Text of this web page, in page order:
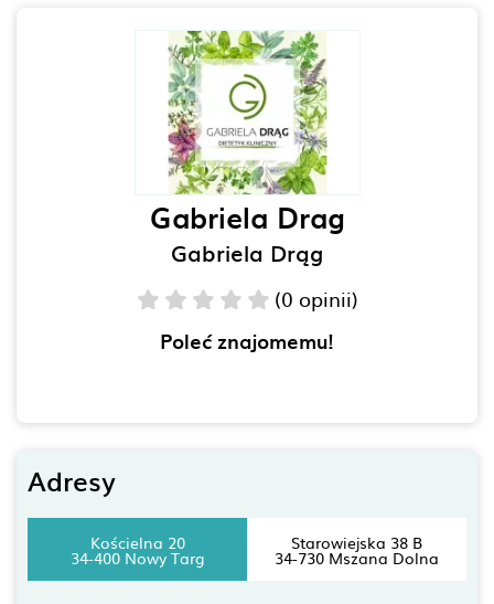
Gabriela Drag
Gabriela Drąg
(0 opinii)
Poleć znajomemu!
Adresy
Kościelna 20
34-400 Nowy Targ
Starowiejska 38 B
34-730 Mszana Dolna